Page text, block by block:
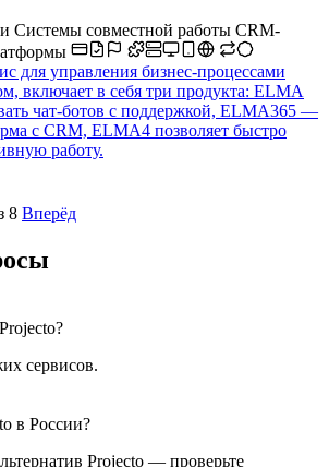
Системы совместной работы CRM-
для управления бизнес-процессами
включает в себя три продукта: ELMA
чат-ботов с поддержкой, ELMA365 —
с CRM, ELMA4 позволяет быстро
работу.
8 Вперёд
сервисов.
в России?
Projecto — проверьте